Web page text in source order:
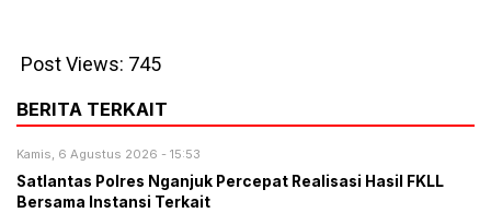
Post Views: 745
BERITA TERKAIT
Kamis, 6 Agustus 2026 - 15:53
Satlantas Polres Nganjuk Percepat Realisasi Hasil FKLL
Bersama Instansi Terkait